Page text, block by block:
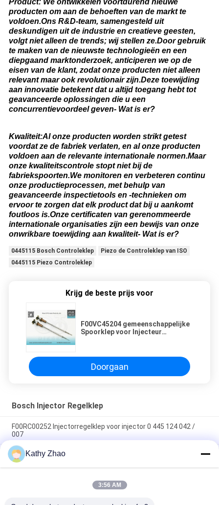
Product: We ontwikkelen voortdurend nieuwe
producten om aan de behoeften van de markt te
voldoen.Ons R&D-team, samengesteld uit
deskundigen uit de industrie en creatieve geesten,
volgt niet alleen de trends; wij stellen ze.Door gebruik
te maken van de nieuwste technologieën en een
diepgaand marktonderzoek, anticiperen we op de
eisen van de klant, zodat onze producten niet alleen
relevant maar ook revolutionair zijn.Deze toewijding
aan innovatie betekent dat u altijd toegang hebt tot
geavanceerde oplossingen die u een
concurrentievoordeel geven- Wat is er?
Kwaliteit:Al onze producten worden strikt getest
voordat ze de fabriek verlaten, en al onze producten
voldoen aan de relevante internationale normen.Maar
onze kwaliteitscontrole stopt niet bij de
fabriekspoorten.We monitoren en verbeteren continu
onze productieprocessen, met behulp van
geavanceerde inspectietools en -technieken om
ervoor te zorgen dat elk product dat bij u aankomt
foutloos is.Onze certificaten van gerenommeerde
internationale organisaties zijn een bewijs van onze
onwrikbare toewijding aan kwaliteit- Wat is er?
0445115 Bosch Controleklep
Piezo de Controleklep van ISO
0445115 Piezo Controleklep
Krijg de beste prijs voor
F00VC45204 gemeenschappelijke
Spoorklep voor Injecteur
Doorgaan
Bosch Injector Regelklep
F00RC00252 Injectorregelklep voor injector 0 445 124 042 /
007
Premium kwaliteit F00ZC01309 Common Rail Valve Set -
Duurzame dieselmotor reserveonderdelen
Common Rail Injector Regelklep Assemblage F00VC01538
Injector Regelklep F 00V C01 538 Geschikt Voor Injector 0 445
Kathy Zhao
3:56 AM